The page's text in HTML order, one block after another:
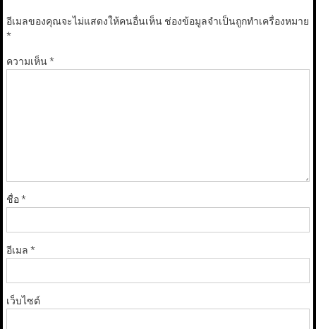
อีเมลของคุณจะไม่แสดงให้คนอื่นเห็น ช่องข้อมูลจำเป็นถูกทำเครื่องหมาย
*
ความเห็น*
ชื่อ*
อีเมล *
เว็บไซต์